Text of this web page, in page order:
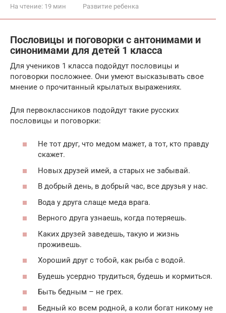
На чтение: 19 мин Развитие ребенка
Пословицы и поговорки с антонимами и
синонимами для детей 1 класса
Для учеников 1 класса подойдут пословицы и
поговорки посложнее. Они умеют высказывать свое
мнение о прочитанный крылатых выражениях.
Для первоклассников подойдут такие русских
пословицы и поговорки:
Не тот друг, что медом мажет, а тот, кто правду
скажет.
Новых друзей имей, а старых не забывай.
В добрый день, в добрый час, все друзья у нас.
Вода у друга слаще меда врага.
Верного друга узнаешь, когда потеряешь.
Каких друзей заведешь, такую и жизнь
проживешь.
Хороший друг с тобой, как рыба с водой.
Будешь усердно трудиться, будешь и кормиться.
Быть бедным – не грех.
Бедный ко всем родной, а коли богат никому не